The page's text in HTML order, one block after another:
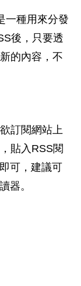
一種用來分發
後，只要透
的內容，不
訂閱網站上
貼入RSS閱
可，建議可
器。